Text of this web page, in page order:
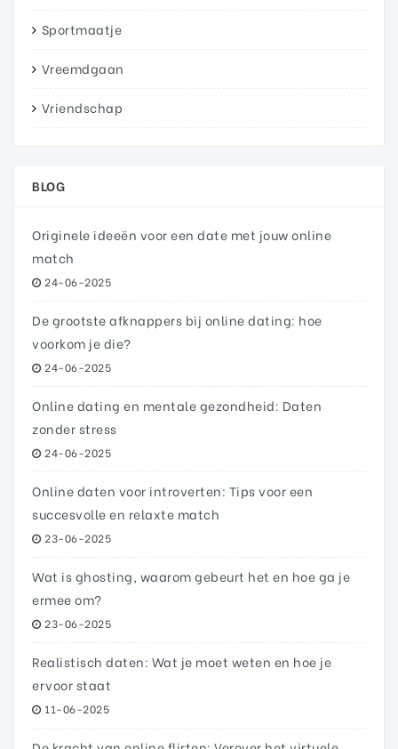
Sportmaatje
Vreemdgaan
Vriendschap
BLOG
Originele ideeën voor een date met jouw online
match
24-06-2025
De grootste afknappers bij online dating: hoe
voorkom je die?
24-06-2025
Online dating en mentale gezondheid: Daten
zonder stress
24-06-2025
Online daten voor introverten: Tips voor een
succesvolle en relaxte match
23-06-2025
Wat is ghosting, waarom gebeurt het en hoe ga je
ermee om?
23-06-2025
Realistisch daten: Wat je moet weten en hoe je
ervoor staat
11-06-2025